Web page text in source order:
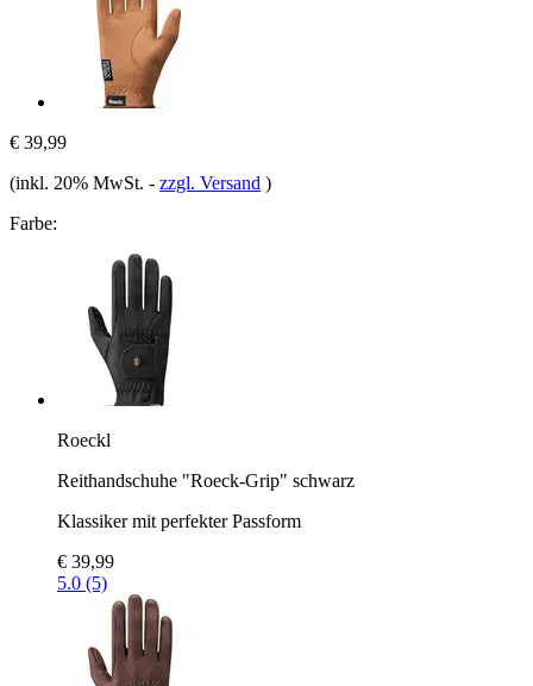
€ 39,99
(inkl. 20% MwSt. - zzgl. Versand )
Farbe:
Roeckl
Reithandschuhe "Roeck-Grip" schwarz
Klassiker mit perfekter Passform
€ 39,99
5.0 (5)